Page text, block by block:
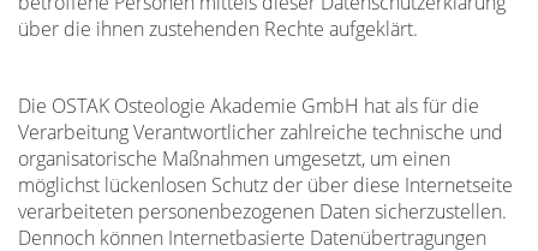
über die ihnen zustehenden Rechte aufgeklärt.
Die OSTAK Osteologie Akademie GmbH hat als für die
Verarbeitung Verantwortlicher zahlreiche technische und
organisatorische Maßnahmen umgesetzt, um einen
möglichst lückenlosen Schutz der über diese Internetseite
verarbeiteten personenbezogenen Daten sicherzustellen.
Dennoch können Internetbasierte Datenübertragungen